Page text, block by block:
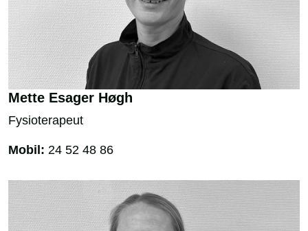
Mette Esager Høgh
Fysioterapeut
Mobil: 24 52 48 86